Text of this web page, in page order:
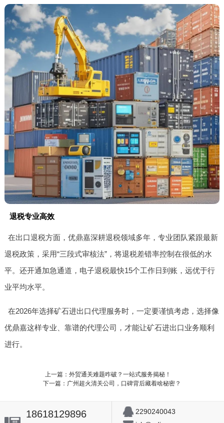
退税专业高效
在出口退税方面，优鼎嘉深耕退税领域多年，专业团队紧跟最新
退税政策，采用“三段式审核法”，将退税差错率控制在很低的水
平。还开通加急通道，电子退税最快15个工作日到账，远优于行
业平均水平。
在2026年选择矿石进出口代理服务时，一定要谨慎考虑，选择像
优鼎嘉这样专业、靠谱的代理公司，才能让矿石进出口业务顺利
进行。
上一篇：外贸通关难题咋破？一站式服务揭秘！
下一篇：广州超火清关公司，口碑背后藏着啥秘密？
18618129896
2290240043